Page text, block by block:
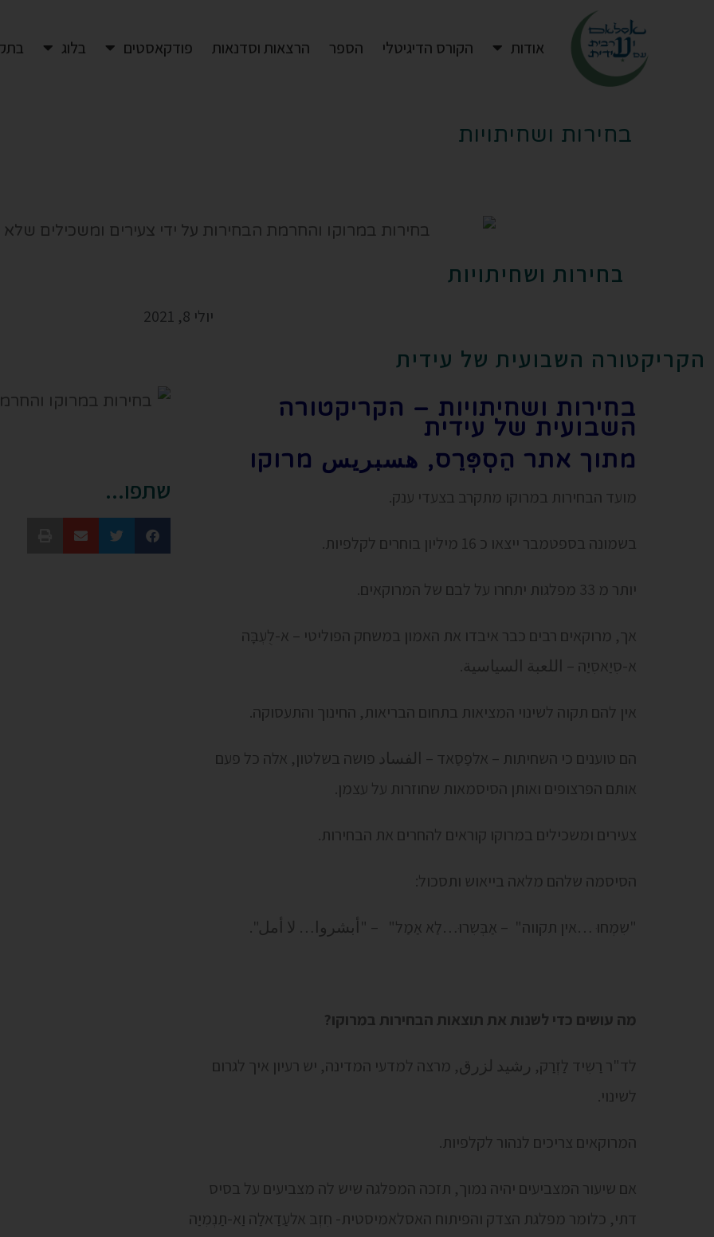
אודות הקורס הדיגיטלי הספר הרצאות וסדנאות פודקאסטים בלוג
בחירות ושחיתויות
בחירות ושחיתויות
יולי 8, 2021
הקריקטורה השבועית של עידית
בחירות ושחיתויות – הקריקטורה
השבועית של עידית
מתוך אתר הֵסְפְּרֵס, هسبريس מרוקו
מועד הבחירות במרוקו מתקרב בצעדי ענק.
בשמונה בספטמבר ייצאו כ 16 מיליון בוחרים לקלפיות.
יותר מ 33 מפלגות יתחרו על לבם של המרוקאים.
אך, מרוקאים רבים כבר איבדו את האמון במשחק הפוליטי – א-לֻעְבָּה
א-סִיַאסִיַה – اللعبة السياسية.
אין להם תקוה לשינוי המציאות בתחום הבריאות, החינוך והתעסוקה.
הם טוענים כי השחיתות – אלפַסַאד – الفساد פושה בשלטון, אלה כל פעם
אותם הפרצופים ואותן הסיסמאות שחוזרות על עצמן.
צעירים ומשכילים במרוקו קוראים להחרים את הבחירות.
הסיסמה שלהם מלאה בייאוש ותסכול:
"שִמְחוּ …אין תקווה" – אַבְּשִרוּ…לַא אַמַל" – "أبشروا… لا أمل".
מה עושים כדי לשנות את תוצאות הבחירות במרוקו?
לד"ר רַשִיד לַזְרַק, رشيد لزرق, מרצה למדעי המדינה, יש רעיון איך לגרום
לשינוי.
המרוקאים צריכים לנהור לקלפיות.
אם שיעור המצביעים יהיה נמוך, תזכה המפלגה שיש לה מצביעים על בסיס
דתי, כלומר מפלגת הצדק והפיתוח האסלאמיסטית- חִזְבּ אלעַדַאלַה וַא-תַנְמִיַה
שתפו...